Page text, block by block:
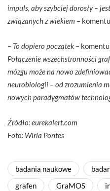
impuls, aby szybciej dorosły –
związanych z wiekiem –
– To dopiero początek –
Połączenie wszechstronności
mózgu może na nowo
neurobiologii – od zrozumienia
nowych paradygmatów
Źródło: eurekalert.com
Foto: Wirla Pontes
badania naukowe
grafen
GraMOS